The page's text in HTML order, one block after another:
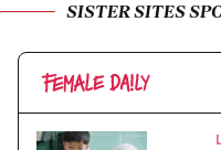
SISTER SITES